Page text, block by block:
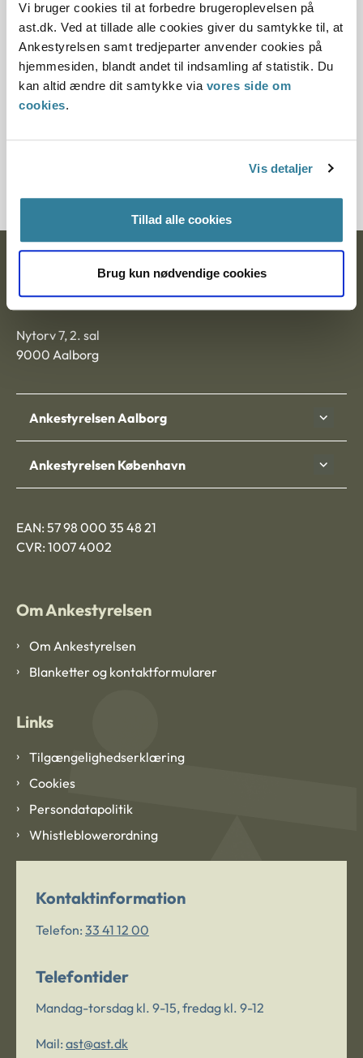
Vi bruger cookies til at forbedre brugeroplevelsen på
ast.dk. Ved at tillade alle cookies giver du samtykke til, at
Ankestyrelsen samt tredjeparter anvender cookies på
hjemmesiden, blandt andet til indsamling af statistik. Du
kan altid ændre dit samtykke via vores side om
cookies.
Vis detaljer
Tillad alle cookies
Brug kun nødvendige cookies
afslag. Ansøgere med disse sygdomme bør vurderes af
speciallæge".
Herudover fremgår det, at "ved meget svære tilfælde af
autoimmune sygdomme og ved organtransplantation
nedsættes antistofdannelsen ved at kombinere prednisolon
afslag. Ved afsluttet behandling må konkret vurderes
Ankestyrelsen
Postadresse:
Nytorv 7, 2. sal
9000 Aalborg
Ankestyrelsen Aalborg
Ankestyrelsen København
EAN: 57 98 000 35 48 21
CVR: 1007 4002
Om Ankestyrelsen
Om Ankestyrelsen
Blanketter og kontaktformularer
Links
Tilgængelighedserklæring
Cookies
Persondatapolitik
Whistleblowerordning
Kontaktinformation
Telefon: 33 41 12 00
Telefontider
Mandag-torsdag kl. 9-15, fredag kl. 9-12
Mail: ast@ast.dk